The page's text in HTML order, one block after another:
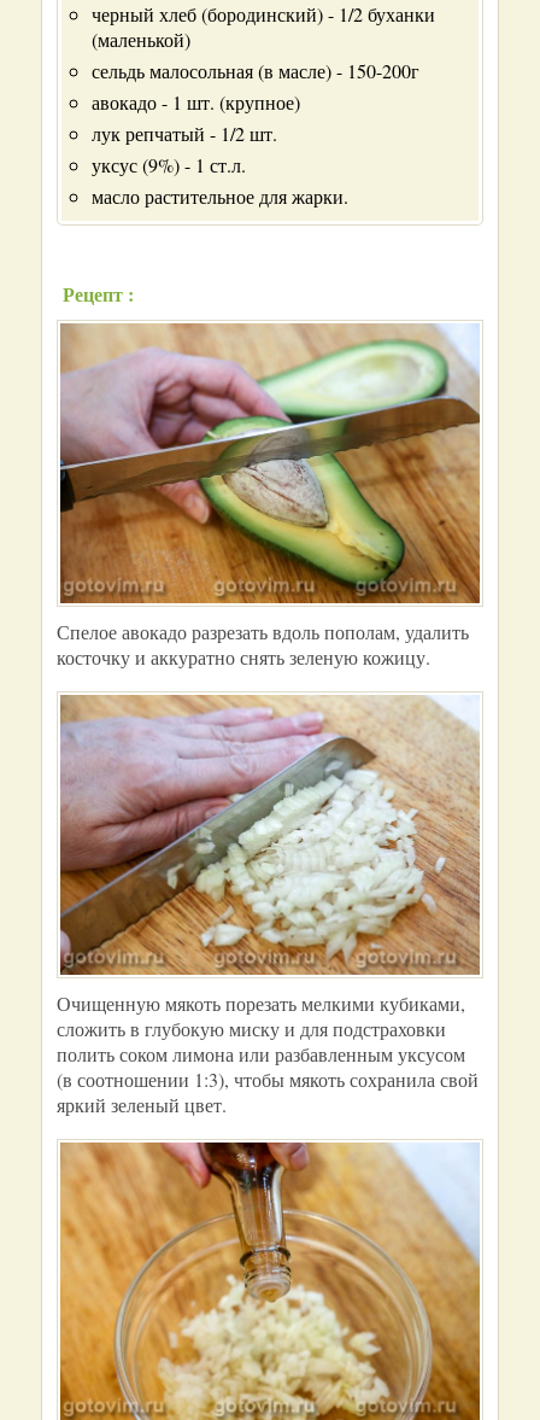
черный хлеб (бородинский) - 1/2 буханки
(маленькой)
сельдь малосольная (в масле) - 150-200г
авокадо - 1 шт. (крупное)
лук репчатый - 1/2 шт.
уксус (9%) - 1 ст.л.
масло растительное для жарки.
Рецепт :
Спелое авокадо разрезать вдоль пополам, удалить
косточку и аккуратно снять зеленую кожицу.
Очищенную мякоть порезать мелкими кубиками,
сложить в глубокую миску и для подстраховки
полить соком лимона или разбавленным уксусом
(в соотношении 1:3), чтобы мякоть сохранила свой
яркий зеленый цвет.